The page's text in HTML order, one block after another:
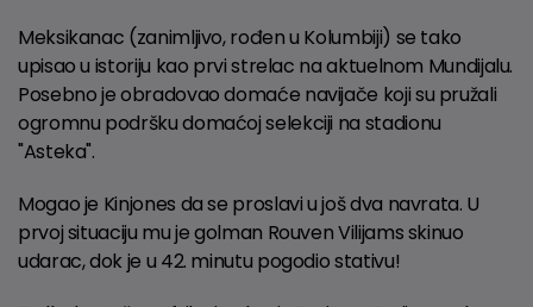
Meksikanac (zanimljivo, rođen u Kolumbiji) se tako
upisao u istoriju kao prvi strelac na aktuelnom Mundijalu.
Posebno je obradovao domaće navijače koji su pružali
ogromnu podršku domaćoj selekciji na stadionu
"Asteka".
Mogao je Kinjones da se proslavi u još dva navrata. U
prvoj situaciju mu je golman Rouven Vilijams skinuo
udarac, dok je u 42. minutu pogodio stativu!